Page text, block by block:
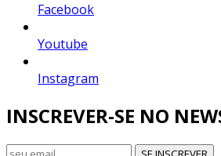
Facebook
Youtube
Instagram
INSCREVER-SE NO